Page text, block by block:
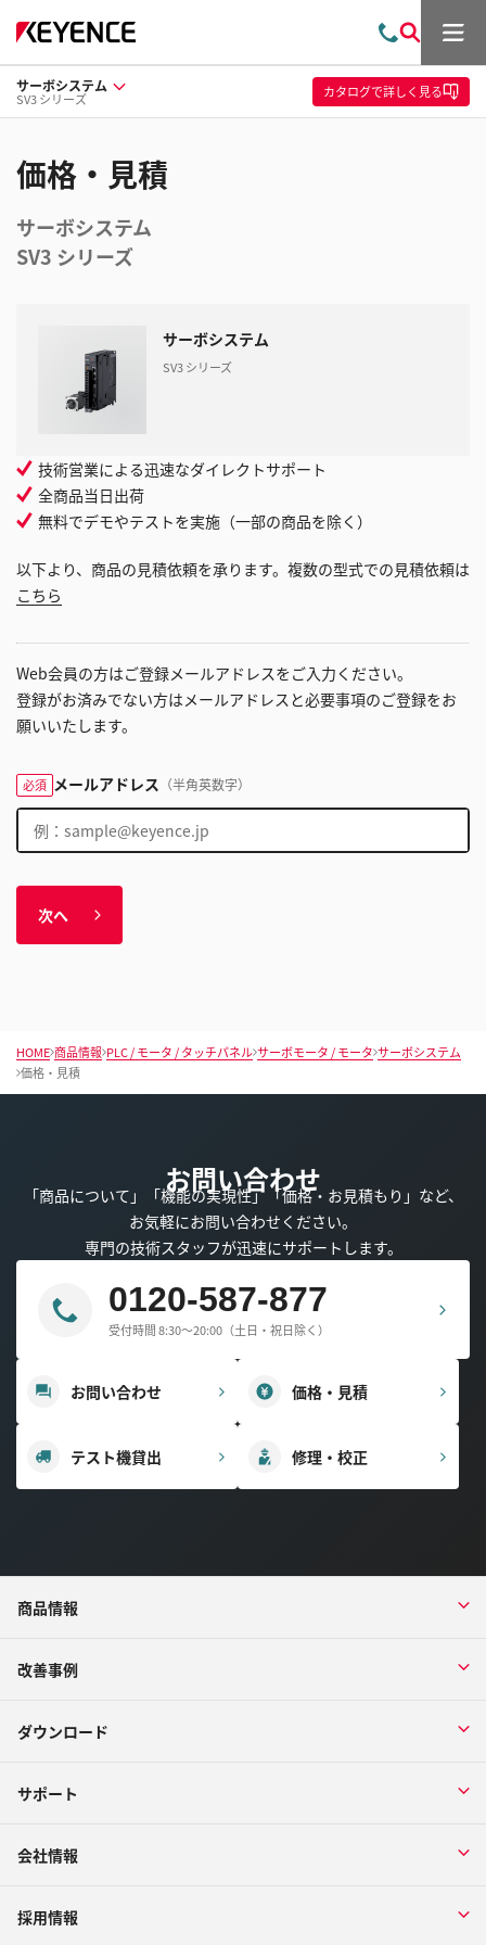
問
い
合
わ
索
メ
ュ
ー
サーボシステム
SV3 シリーズ カタログで詳しく見る
価格・見積
サーボシステム
SV3 シリーズ
サーボシステム
SV3 シリーズ
技術営業による迅速なダイレクトサポート
全商品当日出荷
無料でデモやテストを実施（一部の商品を除く）
以下より、商品の見積依頼を承ります。複数の型式での見積依頼は
こちら
Web会員の方はご登録メールアドレスをご入力ください。
登録がお済みでない方はメールアドレスと必要事項のご登録をお
願いいたします。
必須 メールアドレス （半角英数字）
次へ
HOME 商品情報 PLC / モータ / タッチパネル サーボモータ / モータ サーボシステム
価格・見積
お問い合わせ
「商品について」「機能の実現性」「価格・お見積もり」など、
お気軽にお問い合わせください。
専門の技術スタッフが迅速にサポートします。
0120-587-877
受付時間 8:30～20:00（土日・祝日除く）
お問い合わせ 価格・見積
テスト機貸出 修理・校正
商品情報
改善事例
ダウンロード
サポート
会社情報
採用情報